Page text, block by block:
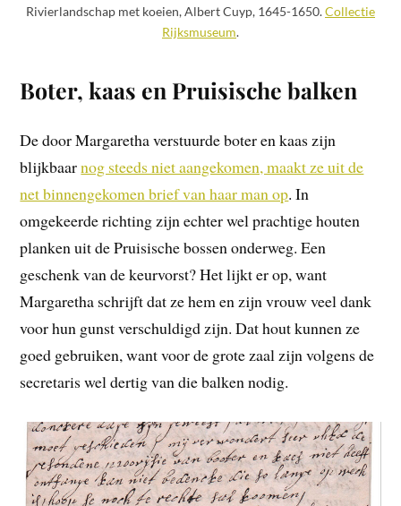
Rivierlandschap met koeien, Albert Cuyp, 1645-1650.Collectie
Rijksmuseum.
Boter, kaas en Pruisische balken
De door Margaretha verstuurde boter en kaas zijn
blijkbaarnog steeds niet aangekomen, maakt ze uit de
net binnengekomen brief van haar man op. In
omgekeerde richting zijn echter wel prachtige houten
planken uit de Pruisische bossen onderweg. Een
geschenk van de keurvorst? Het lijkt er op, want
Margaretha schrijft dat ze hem en zijn vrouw veel dank
voor hun gunst verschuldigd zijn. Dat hout kunnen ze
goed gebruiken, want voor de grote zaal zijn volgens de
secretaris wel dertig van die balken nodig.